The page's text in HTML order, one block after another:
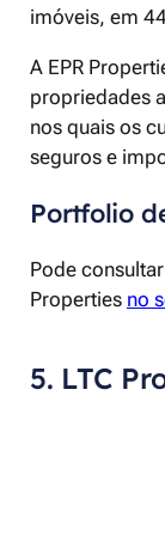
imóveis, em
A EPR
propriedades
nos quais os
seguros e
Portfolio
Pode
Properties no
5. LTC